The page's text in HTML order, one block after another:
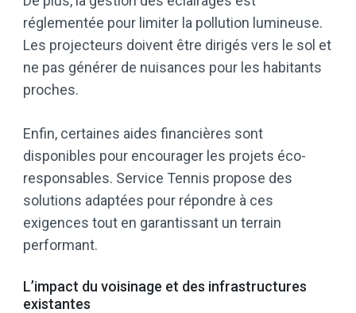
réglementée pour limiter la pollution lumineuse.
Les projecteurs doivent être dirigés vers le sol et
ne pas générer de nuisances pour les habitants
proches.
Enfin, certaines aides financières sont
disponibles pour encourager les projets éco-
responsables. Service Tennis propose des
solutions adaptées pour répondre à ces
exigences tout en garantissant un terrain
performant.
L’impact du voisinage et des infrastructures
existantes